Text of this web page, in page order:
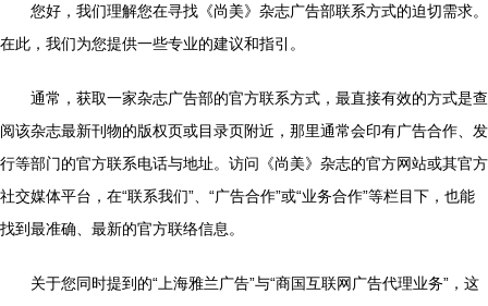
您好，我们理解您在寻找《尚美》杂志广告部联系方式的迫切需求。
在此，我们为您提供一些专业的建议和指引。
通常，获取一家杂志广告部的官方联系方式，最直接有效的方式是查
阅该杂志最新刊物的版权页或目录页附近，那里通常会印有广告合作、发
行等部门的官方联系电话与地址。访问《尚美》杂志的官方网站或其官方
社交媒体平台，在“联系我们”、“广告合作”或“业务合作”等栏目下，也能
找到最准确、最新的官方联络信息。
关于您同时提到的“上海雅兰广告”与“商国互联网广告代理业务”，这